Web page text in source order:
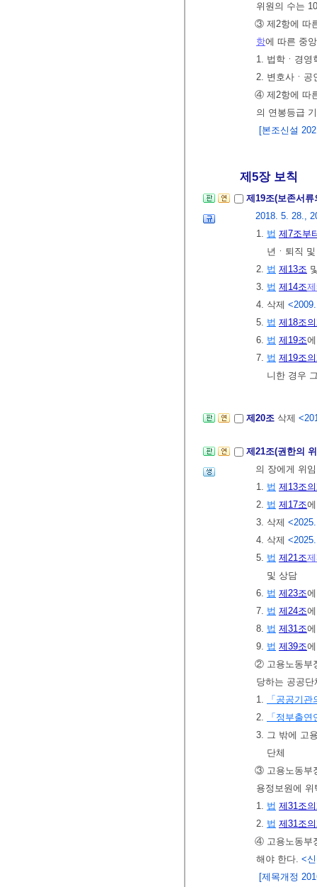
위원의 수는
③ 제2항에 따
항에 따른 중
1. 법학ㆍ경영
2. 변호사ㆍ공
④ 제2항에 따
의 연봉등급
[본조신설
제5장 보칙
제19조(보존서
2018. 5. 28.,
1. 법 제7조부
년ㆍ퇴직
2. 법 제13조
3. 법 제14조
4. 삭제
5. 법 제18조
6. 법 제19조
7. 법 제19조
니한 경우
제20조 삭제
제21조(권한의
의 장에게 위
1. 법 제13조
2. 법 제17조
3. 삭제
4. 삭제
5. 법 제21조
및 상담
6. 법 제23조
7. 법 제24조
8. 법 제31조
9. 법 제39조
② 고용노동부
당하는 공공
1.
「공공기
2.
「정부출
3. 그 밖에 고
단체
③ 고용노동부
용정보원에
1. 법 제31조
2. 법 제31조
④ 고용노동부
해야 한다. <
[제목개정